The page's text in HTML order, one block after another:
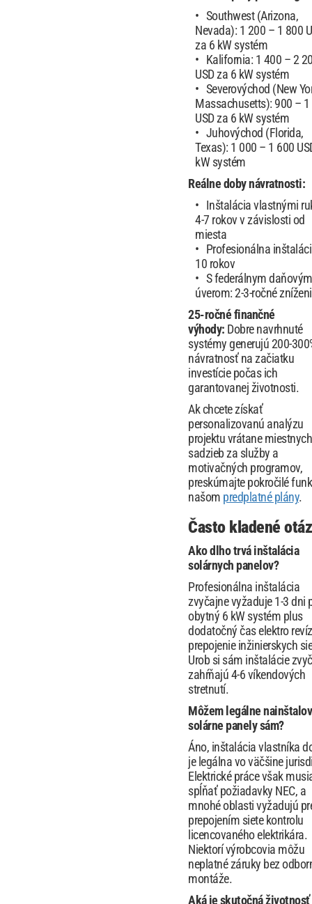
Southwest (Arizona,
Nevada): 1 200 – 1 800
za 6 kW systém
Kalifornia: 1 400 – 2
USD za 6 kW systém
Severovýchod (New
Massachusetts): 900 –
USD za 6 kW systém
Juhovýchod (Florida,
Texas): 1 000 – 1 600
kW systém
Reálne doby návratnosti:
Inštalácia vlastnými
4-7 rokov v závislosti od
miesta
Profesionálna
10 rokov
S federálnym daňovým
úverom: 2-3-ročné
25-ročné finančné
výhody: Dobre navrhnuté
systémy generujú 200-
návratnosť na začiatku
investície počas ich
garantovanej životnosti.
Ak chcete získať
personalizovanú analýzu
projektu vrátane miestnych
sadzieb za služby a
motivačných programov,
preskúmajte pokročilé
našom predplatné plány.
Často kladené
Ako dlho trvá inštalácia
solárnych panelov?
Profesionálna inštalácia
zvyčajne vyžaduje 1-3 dni
obytný 6 kW systém plus
dodatočný čas elektro
prepojenie inžinierskych
Urob si sám inštalácie
zahŕňajú 4-6 víkendových
stretnutí.
Môžem legálne
solárne panely sám?
Áno, inštalácia vlastníka
je legálna vo väčšine
Elektrické práce však
spĺňať požiadavky NEC, a
mnohé oblasti vyžadujú
prepojením siete kontrolu
licencovaného elektrikára.
Niektorí výrobcovia môžu
neplatné záruky bez
montáže.
Aká je skutočná životnosť